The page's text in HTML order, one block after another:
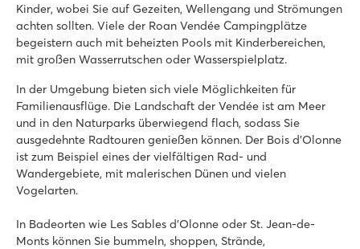
Le Domaine de Beaulieu
Le Domaine de Beaulieu
Frankreich - Mittelfrankreich - Vendée - Saint Gilles Croix de Vie
Beheizter Pool mit Rutsche und separatem Kinderbecken
Entertainment im Miniclub und bei Discoabenden
Nur 20 Gehminuten vom tollen Sandstrand entfernt
La Dune des Sables
La Dune des Sables
★ ★ ★
★
Kinder, wobei Sie auf Gezeiten, Wellengang und Strömungen
achten sollten. Viele der Roan Vendée Campingplätze
begeistern auch mit beheizten Pools mit Kinderbereichen,
mit großen Wasserrutschen oder Wasserspielplatz.
In der Umgebung bieten sich viele Möglichkeiten für
Familienausflüge. Die Landschaft der Vendée ist am Meer
und in den Naturparks überwiegend flach, sodass Sie
ausgedehnte Radtouren genießen können. Der Bois d’Olonne
ist zum Beispiel eines der vielfältigen Rad- und
Wandergebiete, mit malerischen Dünen und vielen
Vogelarten.
In Badeorten wie Les Sables d’Olonne oder St. Jean-de-
Monts können Sie bummeln, shoppen, Strände,